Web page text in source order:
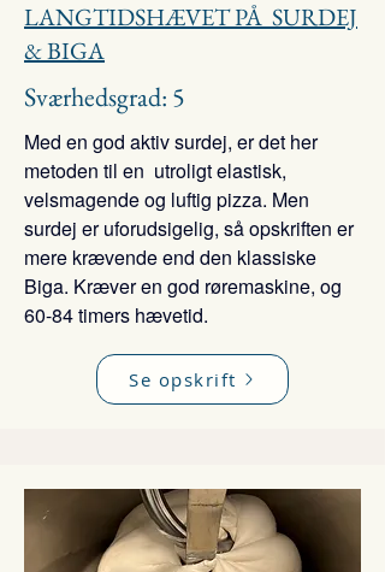
LANGTIDSHÆVET PÅ SURDEJ
& BIGA
Sværhedsgrad: 5
Med en god aktiv surdej, er det her
metoden til en utroligt elastisk,
velsmagende og luftig pizza. Men
surdej er uforudsigelig, så opskriften er
mere krævende end den klassiske
Biga. Kræver en god røremaskine, og
60-84 timers hævetid.
Se opskrift